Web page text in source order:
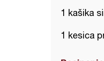
1 kašika
1 kesica